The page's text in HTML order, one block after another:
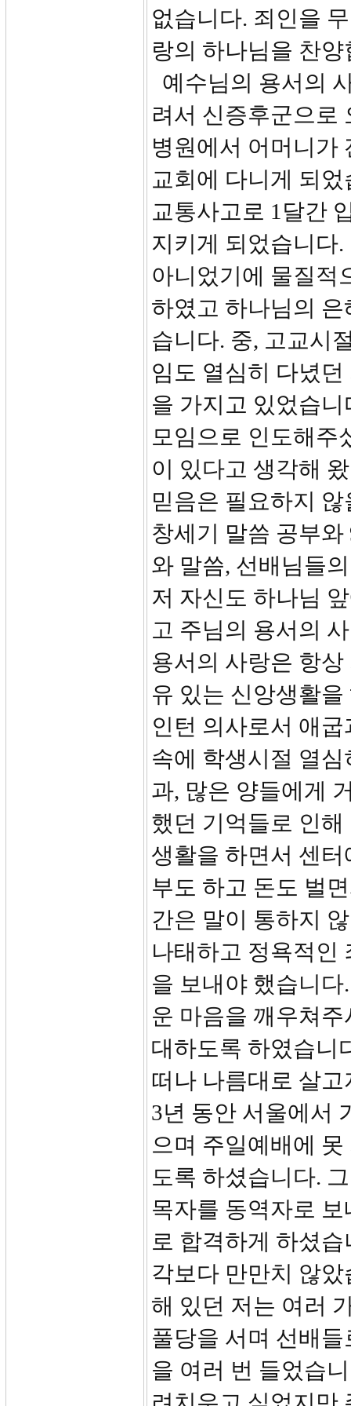
없습니다. 죄인을
랑의 하나님을 찬양
예수님의 용서의
려서 신증후군으로
병원에서 어머니가
교회에 다니게 되
교통사고로 1달간
지키게 되었습니다
아니었기에 물질적
하였고 하나님의
습니다. 중, 고교시
임도 열심히 다녔
을 가지고 있었습
모임으로 인도해주
이 있다고 생각해
믿음은 필요하지
창세기 말씀 공부
와 말씀, 선배님들
저 자신도 하나님
고 주님의 용서의
용서의 사랑은 항
유 있는 신앙생활
인턴 의사로서 애
속에 학생시절 열
과, 많은 양들에게
했던 기억들로 인
생활을 하면서 센
부도 하고 돈도 벌
간은 말이 통하지
나태하고 정욕적인
을 보내야 했습니
운 마음을 깨우쳐
대하도록 하였습니
떠나 나름대로 살
3년 동안 서울에서
으며 주일예배에
도록 하셨습니다.
목자를 동역자로
로 합격하게 하셨
각보다 만만치 않
해 있던 저는 여러
풀당을 서며 선배
을 여러 번 들었습